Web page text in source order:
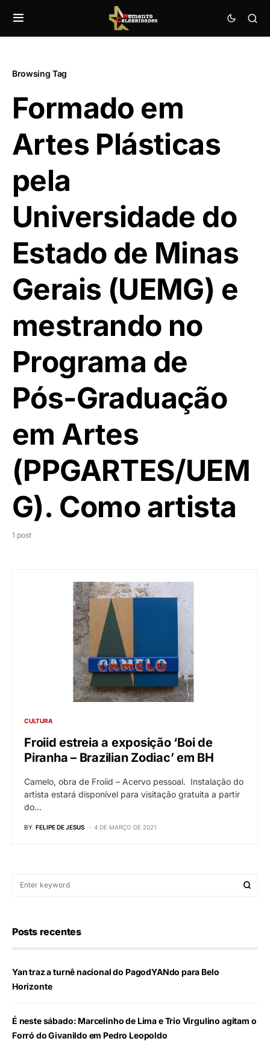
Browsing Tag
Formado em
Artes Plásticas
pela
Universidade do
Estado de Minas
Gerais (UEMG) e
mestrando no
Programa de
Pós-Graduação
em Artes
(PPGARTES/UEM
G). Como artista
1 post
CULTURA
Froiid estreia a exposição ‘Boi de
Piranha – Brazilian Zodiac’ em BH
Camelo, obra de Froiid – Acervo pessoal. Instalação do
artista estará disponível para visitação gratuita a partir
do…
BY FELIPE DE JESUS 4 DE MARÇO DE 2021
Posts recentes
Yan traz a turnê nacional do PagodYANdo para Belo
Horizonte
É neste sábado: Marcelinho de Lima e Trio Virgulino agitam o
Forró do Givanildo em Pedro Leopoldo